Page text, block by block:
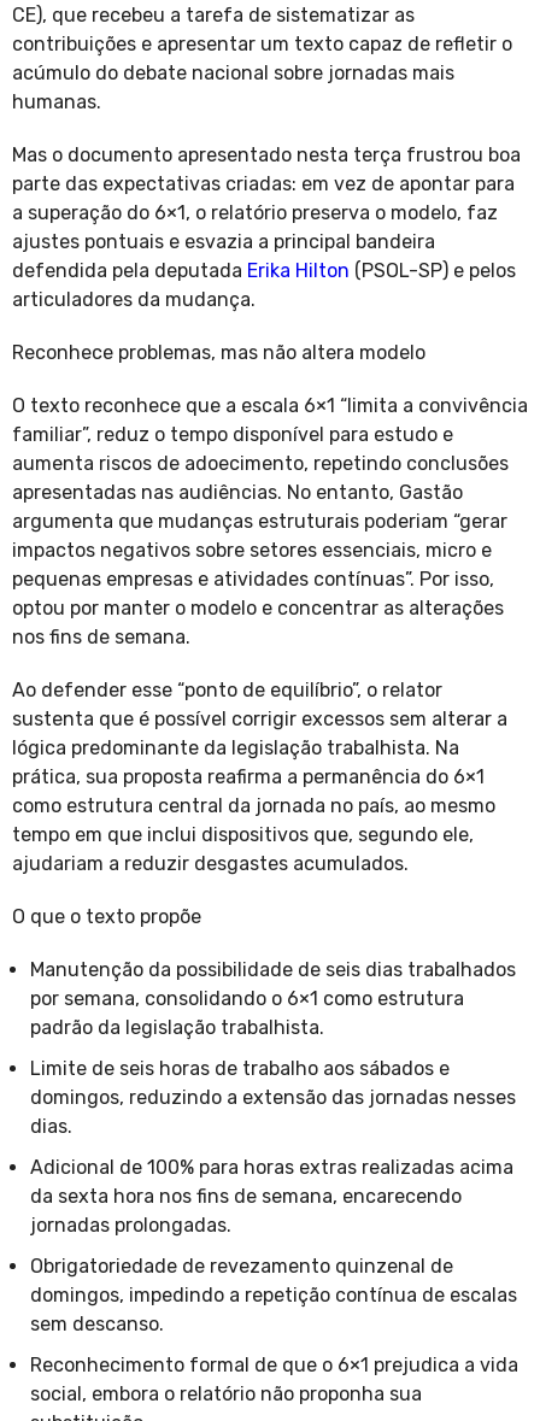
CE), que recebeu a tarefa de sistematizar as
contribuições e apresentar um texto capaz de refletir o
acúmulo do debate nacional sobre jornadas mais
humanas.
Mas o documento apresentado nesta terça frustrou boa
parte das expectativas criadas: em vez de apontar para
a superação do 6×1, o relatório preserva o modelo, faz
ajustes pontuais e esvazia a principal bandeira
defendida pela deputada Erika Hilton (PSOL-SP) e pelos
articuladores da mudança.
Reconhece problemas, mas não altera modelo
O texto reconhece que a escala 6×1 “limita a convivência
familiar”, reduz o tempo disponível para estudo e
aumenta riscos de adoecimento, repetindo conclusões
apresentadas nas audiências. No entanto, Gastão
argumenta que mudanças estruturais poderiam “gerar
impactos negativos sobre setores essenciais, micro e
pequenas empresas e atividades contínuas”. Por isso,
optou por manter o modelo e concentrar as alterações
nos fins de semana.
Ao defender esse “ponto de equilíbrio”, o relator
sustenta que é possível corrigir excessos sem alterar a
lógica predominante da legislação trabalhista. Na
prática, sua proposta reafirma a permanência do 6×1
como estrutura central da jornada no país, ao mesmo
tempo em que inclui dispositivos que, segundo ele,
ajudariam a reduzir desgastes acumulados.
O que o texto propõe
Manutenção da possibilidade de seis dias trabalhados
por semana, consolidando o 6×1 como estrutura
padrão da legislação trabalhista.
Limite de seis horas de trabalho aos sábados e
domingos, reduzindo a extensão das jornadas nesses
dias.
Adicional de 100% para horas extras realizadas acima
da sexta hora nos fins de semana, encarecendo
jornadas prolongadas.
Obrigatoriedade de revezamento quinzenal de
domingos, impedindo a repetição contínua de escalas
sem descanso.
Reconhecimento formal de que o 6×1 prejudica a vida
social, embora o relatório não proponha sua